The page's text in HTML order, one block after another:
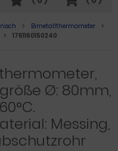
Bimetallthermometer
1761160150240
Ø: 80mm,
Messing,